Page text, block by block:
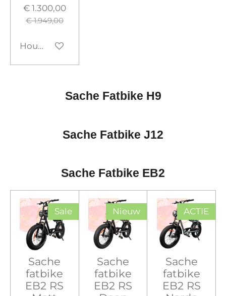
€ 1.300,00
€ 1.949,00
Houd mij op de hoogte
Sache Fatbike H9
Sache Fatbike J12
Sache Fatbike EB2
Sale
Sache
fatbike
EB2 RS
Nieuw
Sache
fatbike
EB2 RS
ACTIE
Sache
fatbike
EB2 RS